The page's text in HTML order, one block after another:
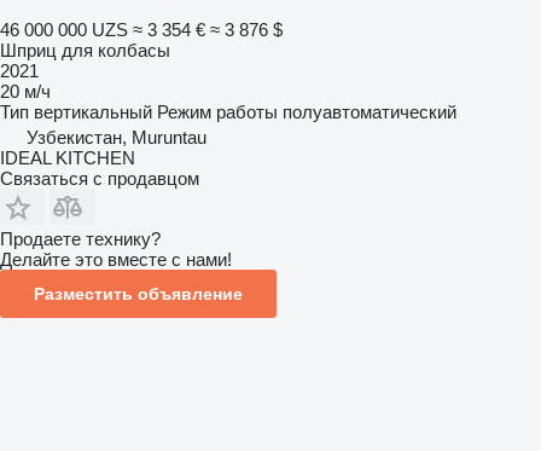
46 000 000 UZS ≈ 3 354 € ≈ 3 876 $
Шприц для колбасы
2021
20 м/ч
Тип вертикальный Режим работы полуавтоматический
Узбекистан, Muruntau
IDEAL KITCHEN
Связаться с продавцом
Продаете технику?
Делайте это вместе с нами!
Разместить объявление